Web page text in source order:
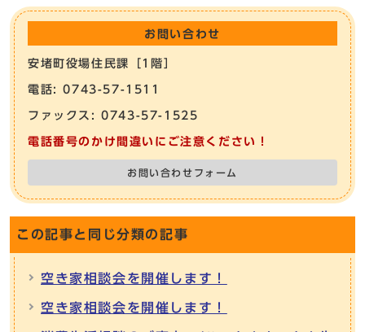
お問い合わせ
安堵町役場住民課［1階］
電話: 0743-57-1511
ファックス: 0743-57-1525
電話番号のかけ間違いにご注意ください！
お問い合わせフォーム
この記事と同じ分類の記事
空き家相談会を開催します！
空き家相談会を開催します！